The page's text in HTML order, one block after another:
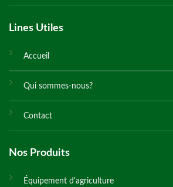
Lines Utiles
Accueil
Qui sommes-nous?
Contact
Nos Produits
Équipement d'agriculture